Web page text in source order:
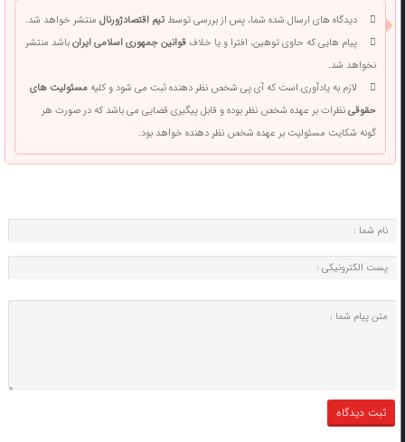
دیدگاه های ارسال شده شما، پس از بررسی توسطتیم اقتصادژورنالمنتشر خواهد شد.
پیام هایی که حاوی توهین، افترا و یا خلافقوانین جمهوری اسلامی ایرانباشد منتشر
نخواهد شد.
لازم به یادآوری است که آی پی شخص نظر دهنده ثبت می شود و کلیهمسئولیت های
حقوقینظرات بر عهده شخص نظر بوده و قابل پیگیری قضایی می باشد که در صورت هر
گونه شکایت مسئولیت بر عهده شخص نظر دهنده خواهد بود.